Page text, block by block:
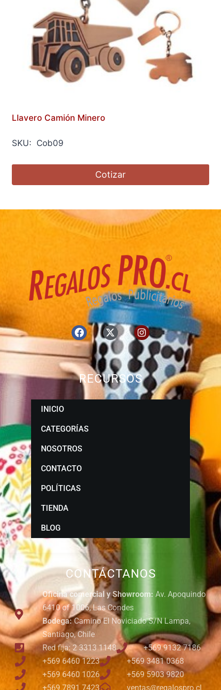
Llavero Camión Minero
SKU: Cob09
Cotizar
CONTÁCTANOS
Oficina comercial y Showroom: Av. Apoquindo
6410 of 1006, Las Condes
Bodega:Camino El Noviciado S/N Lampa,
Santiago, Chile
Red fija: 2 3313 1148
+569 9132 7186
+569 6460 1223
+569 3481 0368
+569 6460 1026
+569 5903 9820
+569 7891 7423
ventas@regalospro.cl
RECURSOS
INICIO
CATEGORÍAS
NOSOTROS
CONTACTO
POLÍTICAS
TIENDA
BLOG